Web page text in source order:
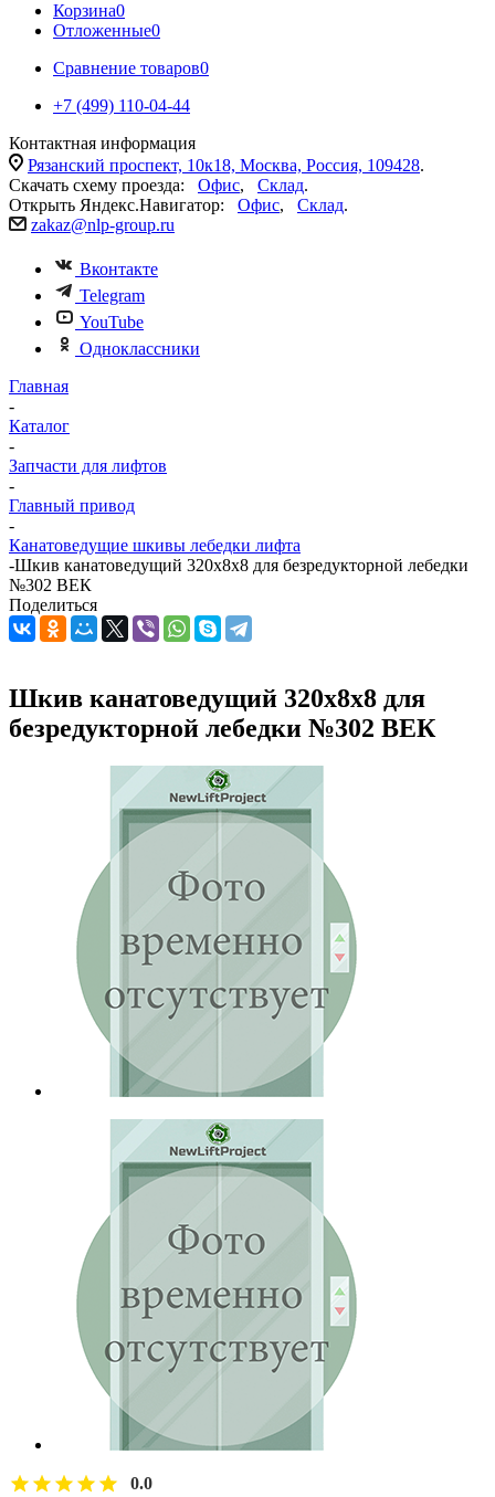
Корзина0
Отложенные0
Сравнение товаров0
+7 (499) 110-04-44
Контактная информация
Рязанский проспект, 10к18, Москва, Россия, 109428.
Скачать схему проезда: Офис, Склад.
Открыть Яндекс.Навигатор: Офис, Склад.
zakaz@nlp-group.ru
Вконтакте
Telegram
YouTube
Одноклассники
Главная
-
Каталог
-
Запчасти для лифтов
-
Главный привод
-
Канатоведущие шкивы лебедки лифта
-Шкив канатоведущий 320х8х8 для безредукторной лебедки
№302 ВЕК
Поделиться
Шкив канатоведущий 320х8х8 для
безредукторной лебедки №302 ВЕК
0.0